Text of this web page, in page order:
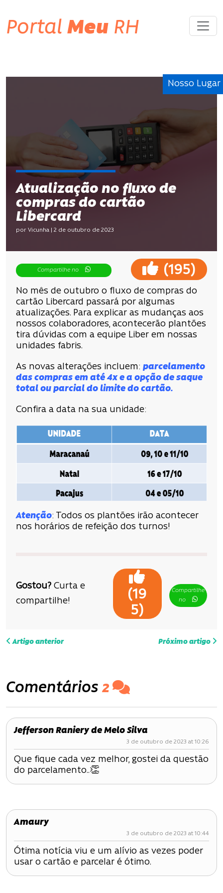
Portal Meu RH
Nosso Lugar
Atualização no fluxo de
compras do cartão
Libercard
por Vicunha | 2 de outubro de 2023
Compartilhe no (195)
No mês de outubro o fluxo de compras do
cartão Libercard passará por algumas
atualizações. Para explicar as mudanças aos
nossos colaboradores, acontecerão plantões
tira dúvidas com a equipe Liber em nossas
unidades fabris.
As novas alterações incluem: parcelamento
das compras em até 4x e a opção de saque
total ou parcial do limite do cartão.
Confira a data na sua unidade:
Atenção: Todos os plantões irão acontecer
nos horários de refeição dos turnos!
Gostou? Curta e
compartilhe!
(19
5)
Compartilhe
no
N
v
e
g
a
ç
ã
d
e
P
o
Artigo anterior Próximo artigo
Comentários 2
Jefferson Raniery de Melo Silva
3 de outubro de 2023 at 10:26
Que fique cada vez melhor, gostei da questão
do parcelamento..👏
Amaury
3 de outubro de 2023 at 10:44
Ótima notícia viu e um alívio as vezes poder
usar o cartão e parcelar é ótimo.